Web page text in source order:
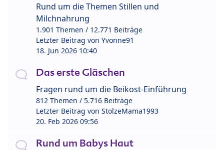
Rund um die Themen Stillen und
Milchnahrung
1.901 Themen / 12.771 Beiträge
Letzter Beitrag von Yvonne91
18. Jun 2026 10:40
Das erste Gläschen
Fragen rund um die Beikost-Einführung
812 Themen / 5.716 Beiträge
Letzter Beitrag von StolzeMama1993
20. Feb 2026 09:56
Rund um Babys Haut